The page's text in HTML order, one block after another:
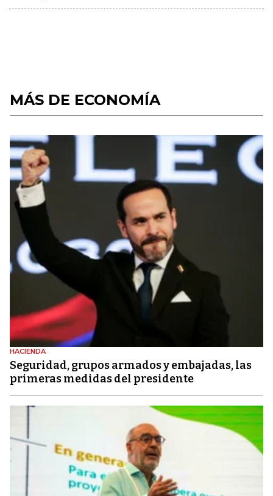
MÁS DE ECONOMÍA
HACIENDA
Seguridad, grupos armados y embajadas, las
primeras medidas del presidente